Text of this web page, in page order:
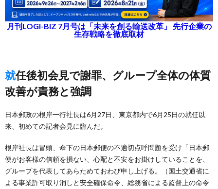
月刊LOGI-BIZ 7月号は「未来を創る輸送改革」 先行企業の
生存戦略を徹底取材
就任後初会見で謝罪、グループ全体の体質
改善が責務と強調
日本郵政の根岸一行社長は6月27日、東京都内で6月25日の就任以
来、初めての記者会見に臨んだ。
根岸社長は冒頭、傘下の日本郵便の不適切点呼問題を受け「日本郵
便がお客様の信頼を損ない、心配と不安をお掛けしていることを、
グループを代表してあらためておわび申し上げる。（国土交通省に
よる事業許可取り消しと安全確保命令、総務省による監督上の命令